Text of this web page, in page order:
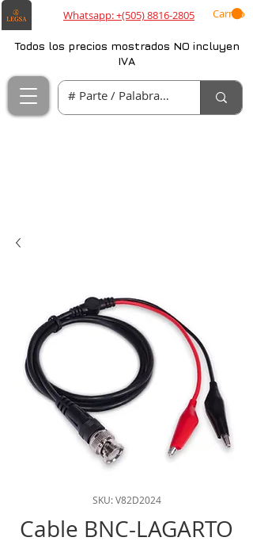
Whatsapp: +(505) 8816-2805 Carrito
Todos los precios mostrados NO incluyen
IVA
SKU: V82D2024
Cable BNC-LAGARTO